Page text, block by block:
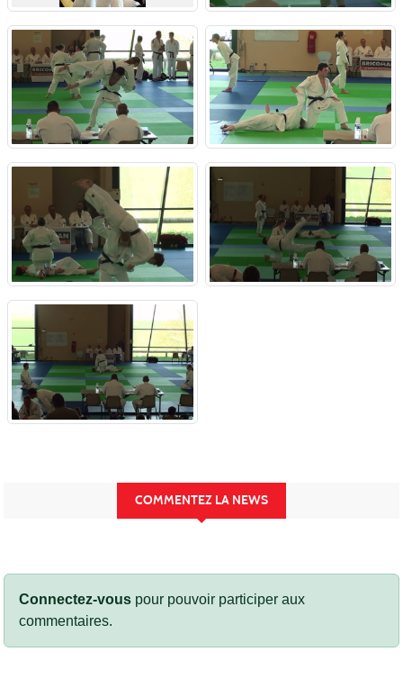
COMMENTEZ LA NEWS
Connectez-vous pour pouvoir participer aux
commentaires.